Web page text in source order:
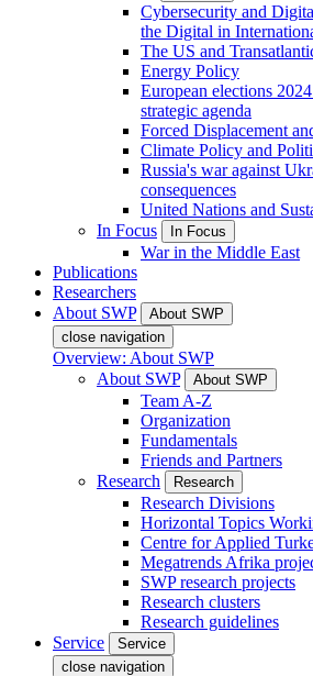
Cybersecurity and
the Digital in
The US and
Energy Policy
European elections
strategic agenda
Forced Displacement
Climate Policy and
Russia's war against
consequences
United Nations and
In Focus
In Focus
War in the Middle East
Publications
Researchers
About SWP
About SWP
close navigation
Overview: About SWP
About SWP
About SWP
Team A-Z
Organization
Fundamentals
Friends and Partners
Research
Research
Research Divisions
Horizontal Topics
Centre for Applied
Megatrends Afrika
SWP research projects
Research clusters
Research guidelines
Service
Service
close navigation